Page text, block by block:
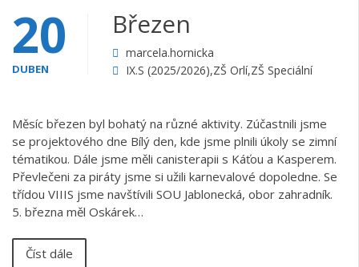
20
DUBEN
Březen
marcela.hornicka
IX.S (2025/2026),ZŠ Orlí,ZŠ Speciální
Měsíc březen byl bohatý na různé aktivity. Zúčastnili jsme
se projektového dne Bílý den, kde jsme plnili úkoly se zimní
tématikou. Dále jsme měli canisterapii s Káťou a Kasperem.
Převlečeni za piráty jsme si užili karnevalové dopoledne. Se
třídou VIIIS jsme navštívili SOU Jablonecká, obor zahradník.
5. března měl Oskárek…
Číst dále